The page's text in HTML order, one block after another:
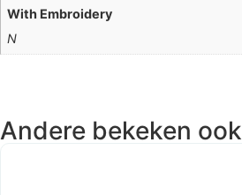
With Embroidery
N
Andere bekeken ook